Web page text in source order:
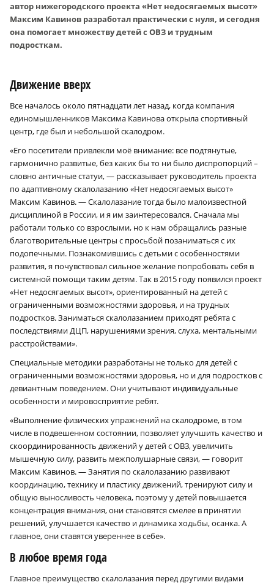
автор нижегородского проекта «Нет недосягаемых высот»
Максим Кавинов разработал практически с нуля, и сегодня
она помогает множеству детей с ОВЗ и трудным
подросткам.
Движение вверх
Все началось около пятнадцати лет назад, когда компания
единомышленников Максима Кавинова открыла спортивный
центр, где был и небольшой скалодром.
«Его посетители привлекли моё внимание: все подтянутые,
гармонично развитые, без каких бы то ни было диспропорций –
словно античные статуи, — рассказывает руководитель проекта
по адаптивному скалолазанию «Нет недосягаемых высот»
Максим Кавинов. — Скалолазание тогда было малоизвестной
дисциплиной в России, и я им заинтересовался. Сначала мы
работали только со взрослыми, но к нам обращались разные
благотворительные центры с просьбой позаниматься с их
подопечными. Познакомившись с детьми с особенностями
развития, я почувствовал сильное желание попробовать себя в
системной помощи таким детям. Так в 2015 году появился проект
«Нет недосягаемых высот», ориентированный на детей с
ограниченными возможностями здоровья, и на трудных
подростков. Заниматься скалолазанием приходят ребята с
последствиями ДЦП, нарушениями зрения, слуха, ментальными
расстройствами».
Специальные методики разработаны не только для детей с
ограниченными возможностями здоровья, но и для подростков с
девиантным поведением. Они учитывают индивидуальные
особенности и мировосприятие ребят.
«Выполнение физических упражнений на скалодроме, в том
числе в подвешенном состоянии, позволяет улучшить качество и
скоординированность движений у детей с ОВЗ, увеличить
мышечную силу, развить межполушарные связи, — говорит
Максим Кавинов. — Занятия по скалолазанию развивают
координацию, технику и пластику движений, тренируют силу и
общую выносливость человека, поэтому у детей повышается
концентрация внимания, они становятся смелее в принятии
решений, улучшается качество и динамика ходьбы, осанка. А
главное, они ставятся увереннее в себе».
В любое время года
Главное преимущество скалолазания перед другими видами